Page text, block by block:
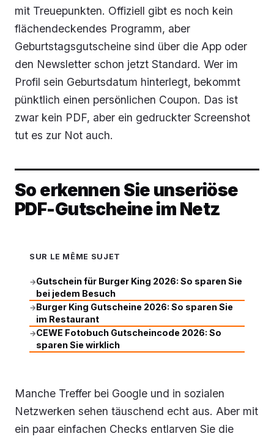
mit Treuepunkten. Offiziell gibt es noch kein
flächendeckendes Programm, aber
Geburtstagsgutscheine sind über die App oder
den Newsletter schon jetzt Standard. Wer im
Profil sein Geburtsdatum hinterlegt, bekommt
pünktlich einen persönlichen Coupon. Das ist
zwar kein PDF, aber ein gedruckter Screenshot
tut es zur Not auch.
So erkennen Sie unseriöse
PDF-Gutscheine im Netz
SUR LE MÊME SUJET
→Gutschein für Burger King 2026: So sparen Sie
bei jedem Besuch
→Burger King Gutscheine 2026: So sparen Sie
im Restaurant
→CEWE Fotobuch Gutscheincode 2026: So
sparen Sie wirklich
Manche Treffer bei Google und in sozialen
Netzwerken sehen täuschend echt aus. Aber mit
ein paar einfachen Checks entlarven Sie die